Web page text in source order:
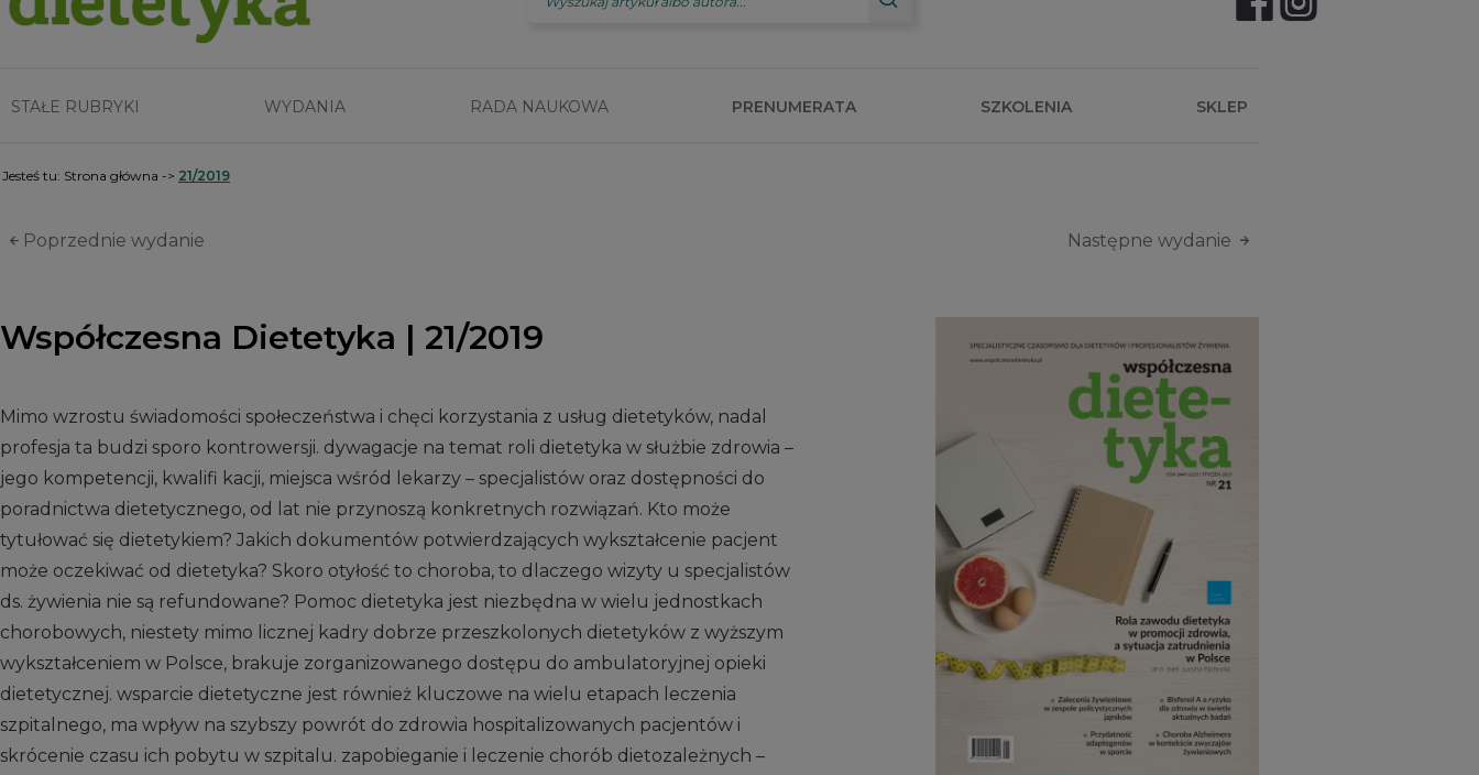
STAŁE RUBRYKI WYDANIA RADA NAUKOWA PRENUMERATA SZKOLENIA SKLEP
Jesteś tu: Strona główna -> 21/2019
Poprzednie wydanie Następne wydanie
Współczesna Dietetyka | 21/2019
Mimo wzrostu świadomości społeczeństwa i chęci korzystania z usług dietetyków, nadal
profesja ta budzi sporo kontrowersji. dywagacje na temat roli dietetyka w służbie zdrowia –
jego kompetencji, kwalifi kacji, miejsca wśród lekarzy – specjalistów oraz dostępności do
poradnictwa dietetycznego, od lat nie przynoszą konkretnych rozwiązań. Kto może
tytułować się dietetykiem? Jakich dokumentów potwierdzających wykształcenie pacjent
może oczekiwać od dietetyka? Skoro otyłość to choroba, to dlaczego wizyty u specjalistów
ds. żywienia nie są refundowane? Pomoc dietetyka jest niezbędna w wielu jednostkach
chorobowych, niestety mimo licznej kadry dobrze przeszkolonych dietetyków z wyższym
wykształceniem w Polsce, brakuje zorganizowanego dostępu do ambulatoryjnej opieki
dietetycznej. wsparcie dietetyczne jest również kluczowe na wielu etapach leczenia
szpitalnego, ma wpływ na szybszy powrót do zdrowia hospitalizowanych pacjentów i
skrócenie czasu ich pobytu w szpitalu. zapobieganie i leczenie chorób dietozależnych –